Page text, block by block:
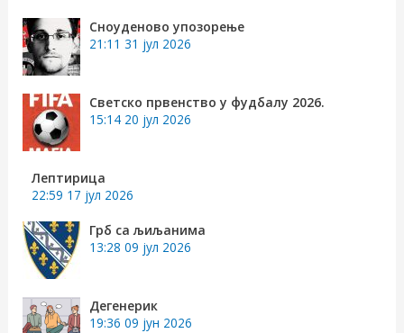
г
а
з
:
Сноуденово упозорење
21:11 31 јул 2026
Светско првенство у фудбалу 2026.
15:14 20 јул 2026
Лептирица
22:59 17 јул 2026
Грб са љиљанима
13:28 09 јул 2026
Дегенерик
19:36 09 јун 2026